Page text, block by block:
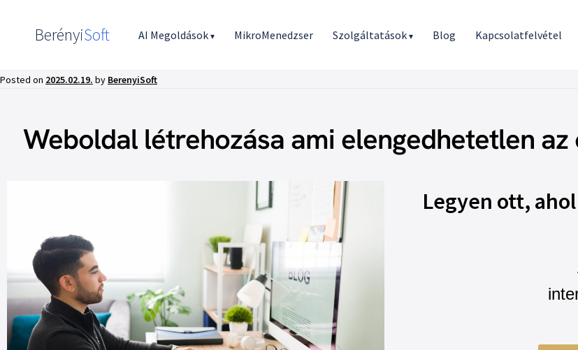
BerényiSoft AI Megoldások▾ MikroMenedzser Szolgáltatások▾ Blog Kapcsolatfelvétel
Posted on 2025.02.19. by BerenyiSoft
Weboldal létrehozása ami elengedhetetlen az
Legyen ott,